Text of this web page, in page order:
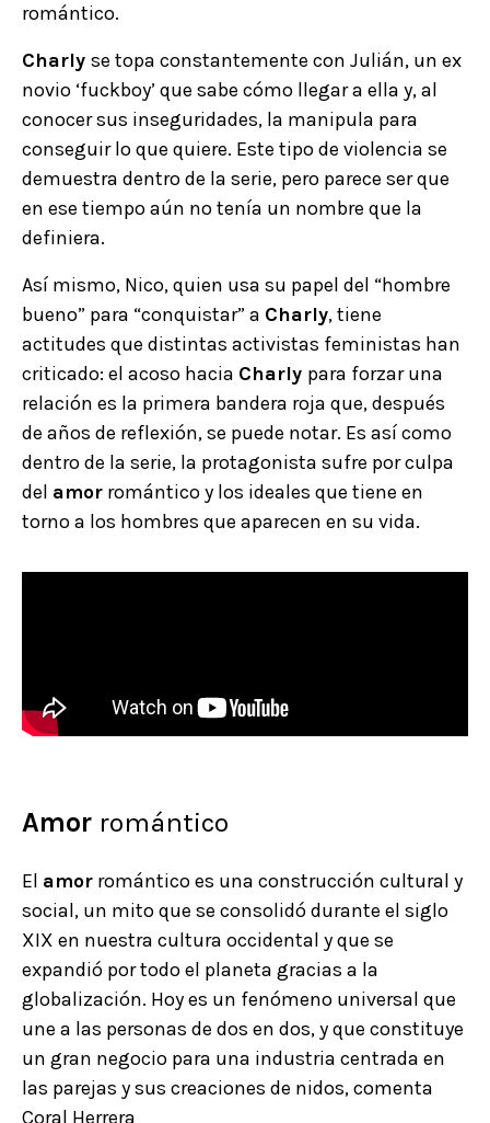
romántico.
Charly se topa constantemente con Julián, un ex
novio ‘fuckboy’ que sabe cómo llegar a ella y, al
conocer sus inseguridades, la manipula para
conseguir lo que quiere. Este tipo de violencia se
demuestra dentro de la serie, pero parece ser que
en ese tiempo aún no tenía un nombre que la
definiera.
Así mismo, Nico, quien usa su papel del “hombre
bueno” para “conquistar” a Charly, tiene
actitudes que distintas activistas feministas han
criticado: el acoso hacia Charly para forzar una
relación es la primera bandera roja que, después
de años de reflexión, se puede notar. Es así como
dentro de la serie, la protagonista sufre por culpa
del amor romántico y los ideales que tiene en
torno a los hombres que aparecen en su vida.
Amor romántico
El amor romántico es una construcción cultural y
social, un mito que se consolidó durante el siglo
XIX en nuestra cultura occidental y que se
expandió por todo el planeta gracias a la
globalización. Hoy es un fenómeno universal que
une a las personas de dos en dos, y que constituye
un gran negocio para una industria centrada en
las parejas y sus creaciones de nidos, comenta
Coral Herrera